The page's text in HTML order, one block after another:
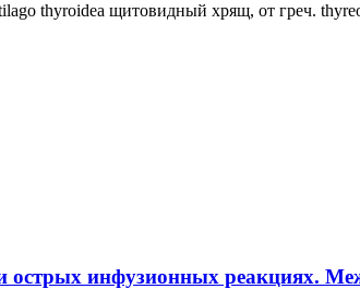
thyroidea щитовидный хрящ, от греч.
острых инфузионных реакциях.